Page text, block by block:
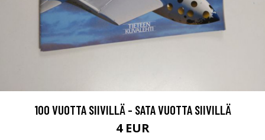
100 VUOTTA SIIVILLÄ - SATA VUOTTA SIIVILLÄ
4 EUR